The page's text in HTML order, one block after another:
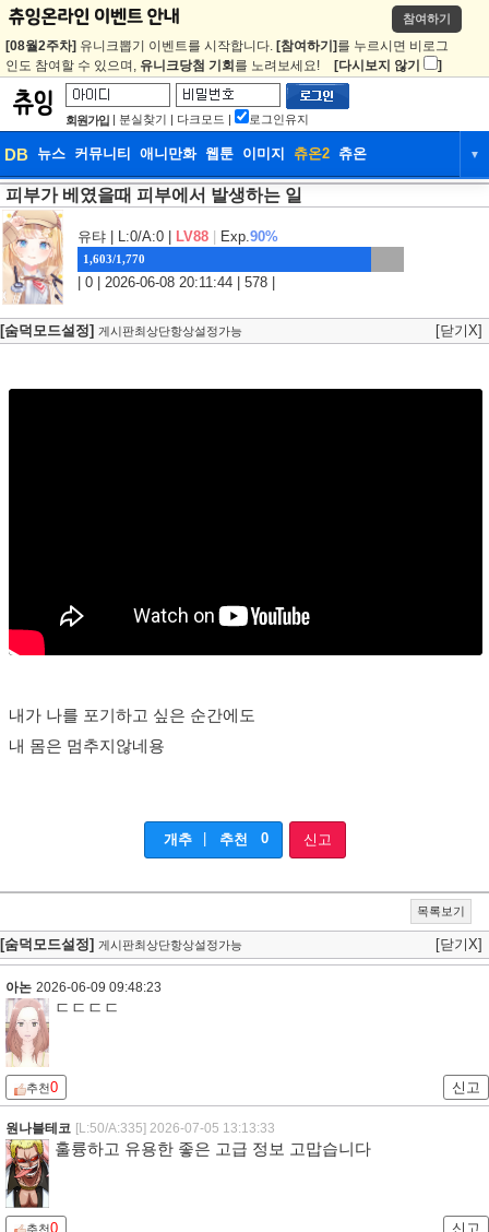
참여하기
[08월2주차] 유니크뽑기 이벤트를 시작합니다. [참여하기] 를 누르시면 비로그
인도 참여할 수 있으며, 유니크당첨 기회 를 노려보세요! [다시보지 않기 ]
회원가입 | 분실찾기 | 다크모드 | 로그인유지
DB 뉴스 커뮤니티 애니만화 웹툰 이미지 츄온2 츄온 ▼
DB 뉴스 커뮤니티
웹툰 이미지
피부가 베였을때 피부에서 발생하는 일
유탸 | L:0/A:0 | LV88 Exp.90%
1,603/1,770
| 0 | 2026-06-08 20:11:44 | 578 |
[숨덕모드설정] 게시판최상단항상설정가능 [닫기X]
내가 나를 포기하고 싶은 순간에도
내 몸은 멈추지않네용
개추 추천 0 신고
목록보기
[숨덕모드설정] 게시판최상단항상설정가능 [닫기X]
아논 2026-06-09 09:48:23
ㄷㄷㄷㄷ
추천0 신고
원나블테코 [L:50/A:335] 2026-07-05 13:13:33
훌륭하고 유용한 좋은 고급 정보 고맙습니다
추천0 신고